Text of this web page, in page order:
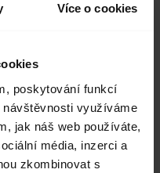
Více o cookies
poskytování funkcí
využíváme
jak náš web používáte,
média, inzerci a
zkombinovat s
Bluetooth